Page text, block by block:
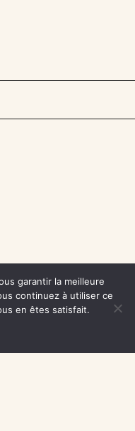
garantir la meilleure
continuez à utiliser ce
en êtes satisfait.